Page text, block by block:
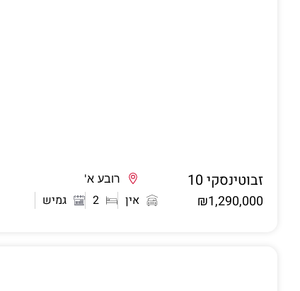
זבוטינסקי 10 רובע א'
₪1,290,000 אין 2 גמיש